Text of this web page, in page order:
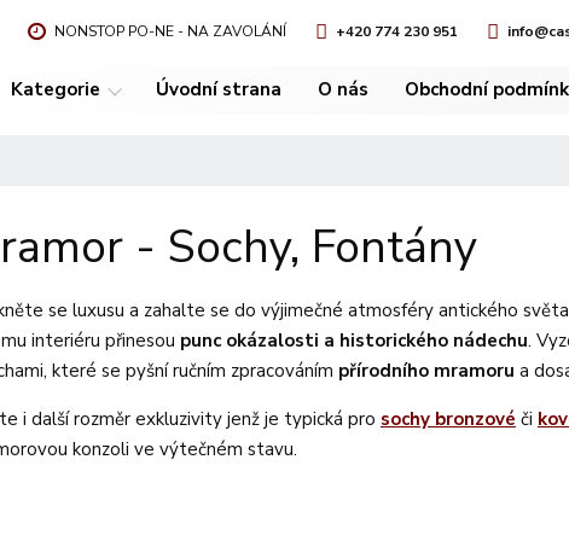
NONSTOP PO-NE - NA ZAVOLÁNÍ +420 774 230 951
Kategorie Úvodní strana O nás Obchodní
- Sochy, Fontány
se luxusu a zahalte se do výjimečné atmosféry antického
interiéru přinesou punc okázalosti a historického nádechu.
které se pyšní ručním zpracováním přírodního mramoru a
i další rozměr exkluzivity jenž je typická pro sochy bronzové či
konzoli ve výtečném stavu.